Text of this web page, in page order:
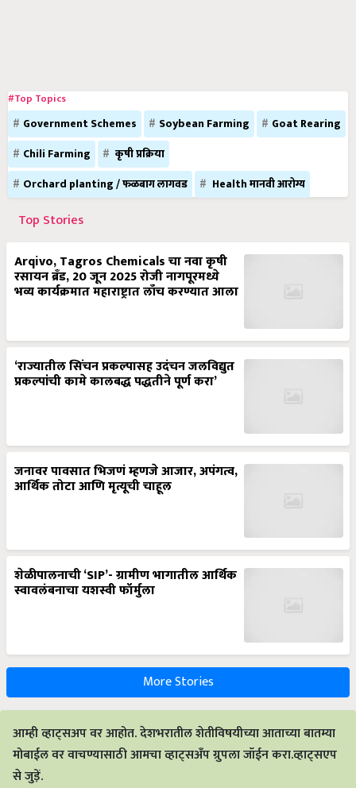
#Top Topics
Government Schemes Soybean Farming
Goat Rearing
Chili Farming
कृषी प्रक्रिया
Orchard planting / फळबाग लागवड
Health मानवी आरोग्य
Top Stories
Arqivo, Tagros Chemicals चा नवा कृषी
रसायन ब्रँड, 20 जून 2025 रोजी नागपूरमध्ये
भव्य कार्यक्रमात महाराष्ट्रात लाँच करण्यात आला
‘राज्यातील सिंचन प्रकल्पासह उदंचन जलविद्युत
प्रकल्पांची कामे कालबद्ध पद्धतीने पूर्ण करा’
जनावर पावसात भिजणं म्हणजे आजार, अपंगत्व,
आर्थिक तोटा आणि मृत्यूची चाहूल
शेळीपालनाची ‘SIP’- ग्रामीण भागातील आर्थिक
स्वावलंबनाचा यशस्वी फॉर्मुला
More Stories
आम्ही व्हाट्सअप वर आहोत. देशभरातील शेतीविषयीच्या आताच्या बातम्या
मोबाईल वर वाचण्यासाठी आमचा व्हाट्सअँप ग्रुपला जॉईन करा.व्हाट्सएप
से जुड़ें.